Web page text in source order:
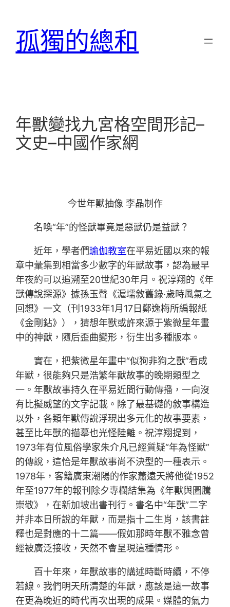
孤獨的總和
年獸變找九宮格空間形記–
文史–中國作家網
今世年獸抽像 李晶制作
名喚“年”的怪獸畢竟是惡獸仍是益獸？
近年，學者們瑜伽教室在平易近國以來的報
章中彙集到相當多少數字的年獸故事，認為最早
年夜約可以追溯至20世紀30年月。祝淳翔的《年
獸傳說探源》據孫玉聲《滬壖敘舊錄·歲時風氣之
回想》一文（刊1933年1月17日鄭逸梅所編報紙
《金剛鉆》），猜想年獸或許來源于紫微星年畫
中的神獸，隨后歪曲變形，衍生出多種版本。
實在，把紫微星年畫中“似狗非狗之獸”看成
年獸，很能夠只是浩繁年獸故事的晚期類型之
一。年獸故事持久在平易近間行動傳播，一向沒
有比擬威望的文字記載。除了最基礎的敘事構造
以外，各類年獸傳說浮現出多元化的故事要素，
甚至比年獸的描摹也光怪陸離。祝淳翔提到，
1973年有位風俗學家朱介凡已經質疑“年為怪獸”
的傳說，這恰是年獸故事尚不決型的一種表示。
1978年，客籍廣東潮陽的作家蕭遠天將他從1952
年至1977年的報刊除夕專欄結集為《年獸與圖騰
崇敬》，在新加坡出書刊行。書名中“年獸”二字
并非本日所說的年獸，而是指十二生肖，該書註
釋也是對應的十二篇——假如那時年獸不雅念曾
經被廣泛接收，天然不會呈現這種情形。
百十年來，年獸故事的講述時斷時續，不停
若線。我們明天所清楚的年獸，應該是這一故事
在更為晚近的時代再次出現的成果。媒體的氣力